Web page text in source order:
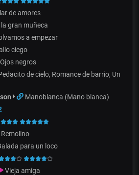
de amores
la gran muñeca
a empezar
ciego
Ojos negros
de cielo, Romance de barrio, Un
Manoblanca (Mano blanca)
Remolino
para un loco
Vieja amiga